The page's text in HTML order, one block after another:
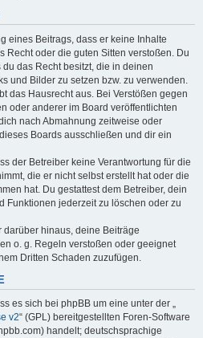
eines Beitrags, dass er keine Inhalte
Recht oder die guten Sitten verstoßen. Du
das Recht besitzt, die in deinen
und Bilder zu setzen bzw. zu verwenden.
das Hausrecht aus. Bei Verstößen gegen
oder anderer im Board veröffentlichten
nach Abmahnung zeitweise oder
Boards ausschließen und dir ein
der Betreiber keine Verantwortung für die
die er nicht selbst erstellt hat oder die
hat. Du gestattest dem Betreiber, dein
Funktionen jederzeit zu löschen oder zu
darüber hinaus, deine Beiträge
o. g. Regeln verstoßen oder geeignet
Dritten Schaden zuzufügen.
es sich bei phpBB um eine unter der „
v2“ (GPL) bereitgestellten Foren-Software
handelt; deutschsprachige